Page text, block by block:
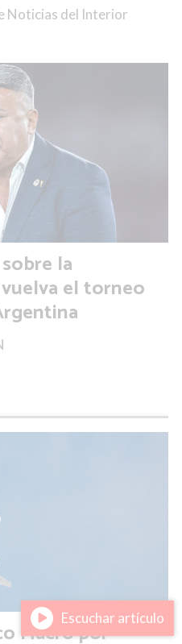
Noticias del Interior
la
el torneo
Macro por
Escuchar artículo